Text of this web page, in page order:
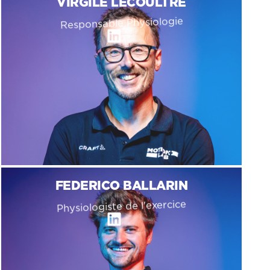
VIRGILE LECOULTRE
Responsable Physiologie
i
n
k
e
d
i
n
FEDERICO BALLARIN
Physiologiste de l'exercice
L
i
n
k